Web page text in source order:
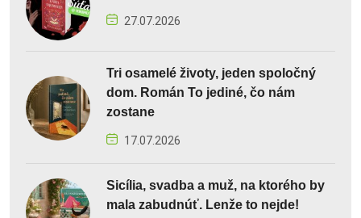
27.07.2026
Tri osamelé životy, jeden spoločný
dom. Román To jediné, čo nám
zostane
17.07.2026
Sicília, svadba a muž, na ktorého by
mala zabudnúť. Lenže to nejde!